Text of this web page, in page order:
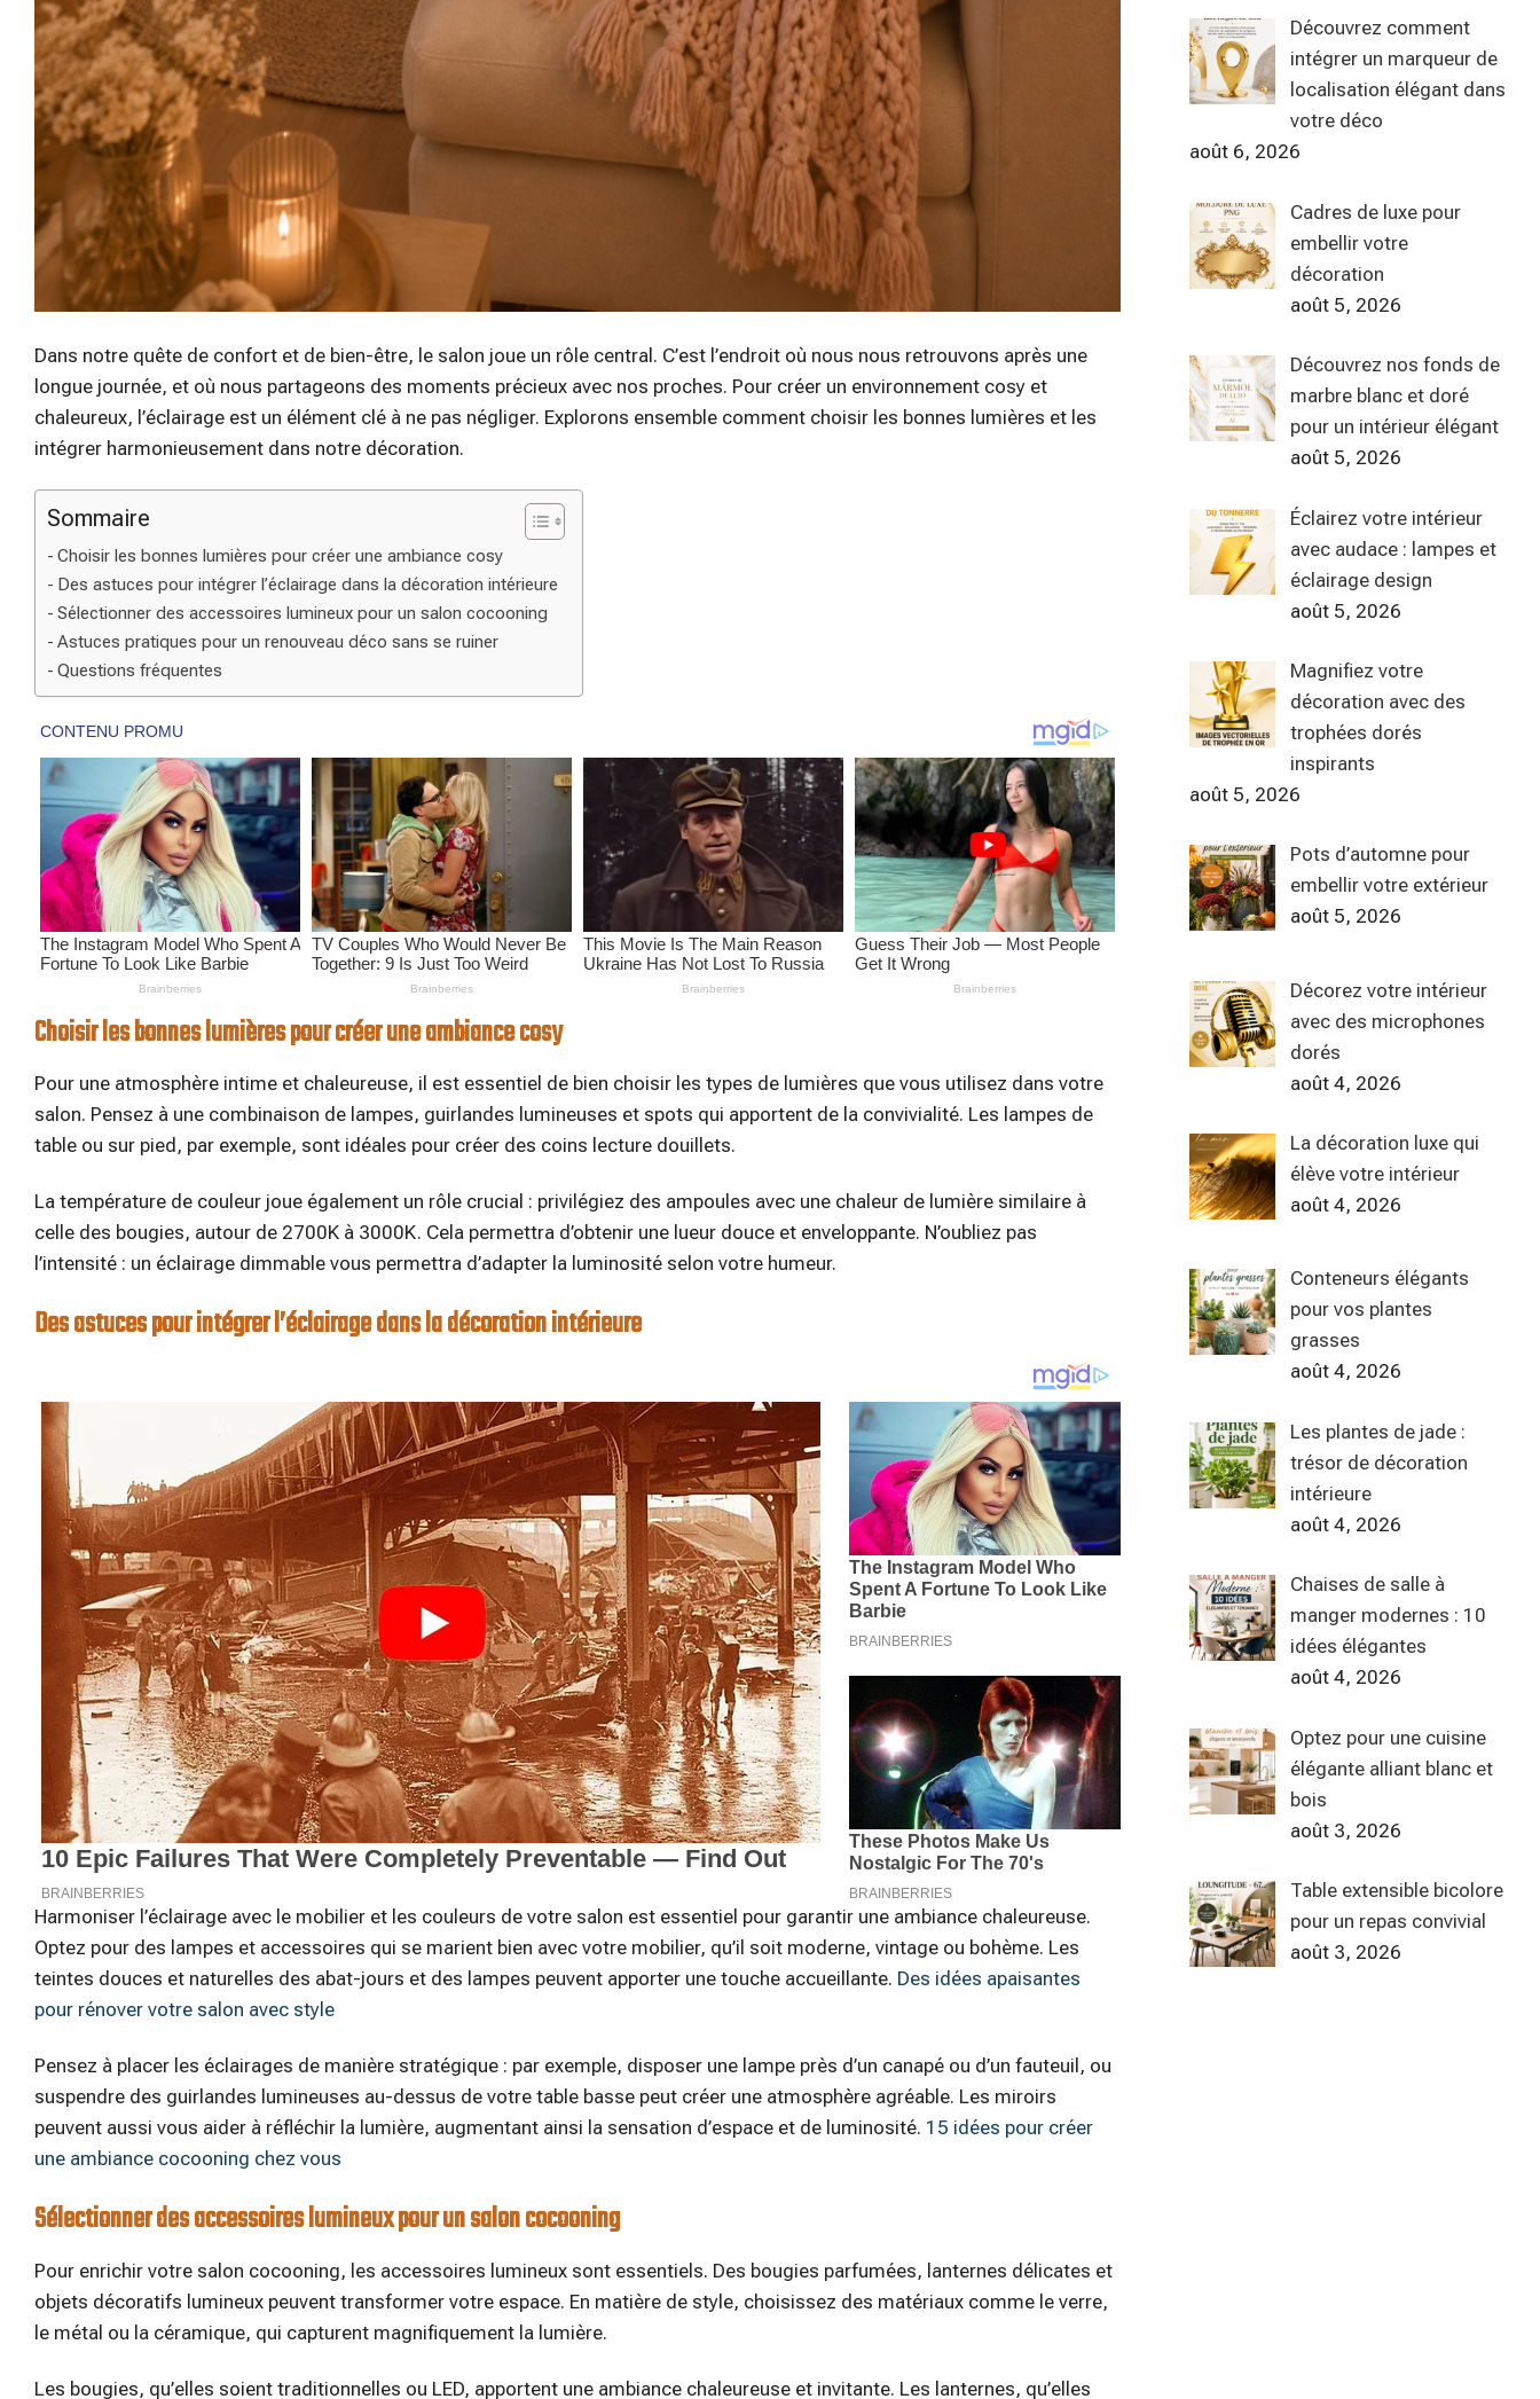
Dans notre quête de confort et de bien-être, le salon joue un rôle central. C’est l’endroit où nous nous retrouvons après une
longue journée, et où nous partageons des moments précieux avec nos proches. Pour créer un environnement cosy et
chaleureux, l’éclairage est un élément clé à ne pas négliger. Explorons ensemble comment choisir les bonnes lumières et les
intégrer harmonieusement dans notre décoration.
Sommaire
Choisir les bonnes lumières pour créer une ambiance cosy
Des astuces pour intégrer l’éclairage dans la décoration intérieure
Sélectionner des accessoires lumineux pour un salon cocooning
Astuces pratiques pour un renouveau déco sans se ruiner
Questions fréquentes
Choisir les bonnes lumières pour créer une ambiance cosy
Pour une atmosphère intime et chaleureuse, il est essentiel de bien choisir les types de lumières que vous utilisez dans votre
salon. Pensez à une combinaison de lampes, guirlandes lumineuses et spots qui apportent de la convivialité. Les lampes de
table ou sur pied, par exemple, sont idéales pour créer des coins lecture douillets.
La température de couleur joue également un rôle crucial : privilégiez des ampoules avec une chaleur de lumière similaire à
celle des bougies, autour de 2700K à 3000K. Cela permettra d’obtenir une lueur douce et enveloppante. N’oubliez pas
l’intensité : un éclairage dimmable vous permettra d’adapter la luminosité selon votre humeur.
Des astuces pour intégrer l’éclairage dans la décoration intérieure
Harmoniser l’éclairage avec le mobilier et les couleurs de votre salon est essentiel pour garantir une ambiance chaleureuse.
Optez pour des lampes et accessoires qui se marient bien avec votre mobilier, qu’il soit moderne, vintage ou bohème. Les
teintes douces et naturelles des abat-jours et des lampes peuvent apporter une touche accueillante. Des idées apaisantes
pour rénover votre salon avec style
Pensez à placer les éclairages de manière stratégique : par exemple, disposer une lampe près d’un canapé ou d’un fauteuil, ou
suspendre des guirlandes lumineuses au-dessus de votre table basse peut créer une atmosphère agréable. Les miroirs
peuvent aussi vous aider à réfléchir la lumière, augmentant ainsi la sensation d’espace et de luminosité. 15 idées pour créer
une ambiance cocooning chez vous
Sélectionner des accessoires lumineux pour un salon cocooning
Pour enrichir votre salon cocooning, les accessoires lumineux sont essentiels. Des bougies parfumées, lanternes délicates et
objets décoratifs lumineux peuvent transformer votre espace. En matière de style, choisissez des matériaux comme le verre,
le métal ou la céramique, qui capturent magnifiquement la lumière.
Les bougies, qu’elles soient traditionnelles ou LED, apportent une ambiance chaleureuse et invitante. Les lanternes, qu’elles
Découvrez comment
intégrer un marqueur de
localisation élégant dans
votre déco
août 6, 2026
Cadres de luxe pour
embellir votre
décoration
août 5, 2026
Découvrez nos fonds de
marbre blanc et doré
pour un intérieur élégant
août 5, 2026
Éclairez votre intérieur
avec audace : lampes et
éclairage design
août 5, 2026
Magnifiez votre
décoration avec des
trophées dorés
inspirants
août 5, 2026
Pots d’automne pour
embellir votre extérieur
août 5, 2026
Décorez votre intérieur
avec des microphones
dorés
août 4, 2026
La décoration luxe qui
élève votre intérieur
août 4, 2026
Conteneurs élégants
pour vos plantes
grasses
août 4, 2026
Les plantes de jade :
trésor de décoration
intérieure
août 4, 2026
Chaises de salle à
manger modernes : 10
idées élégantes
août 4, 2026
Optez pour une cuisine
élégante alliant blanc et
bois
août 3, 2026
Table extensible bicolore
pour un repas convivial
août 3, 2026